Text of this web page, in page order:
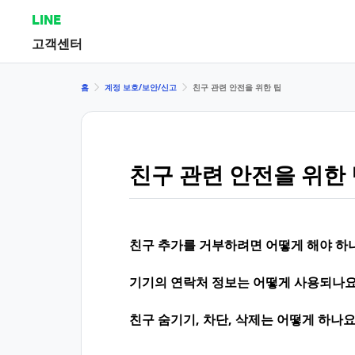
LINE
고객센터
홈 계정 보호/보안/신고 친구 관련 안전을 위한 팁
친구 관련 안전을 위한
친구 추가를 거부하려면 어떻게 해야 하
기기의 연락처 정보는 어떻게 사용되나
친구 숨기기, 차단, 삭제는 어떻게 하나